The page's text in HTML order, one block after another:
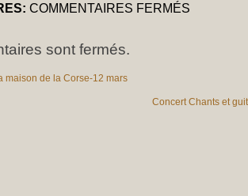
COMMENTAIRES FERMÉS
sont fermés.
maison de la Corse-12 mars
Concert Chants et